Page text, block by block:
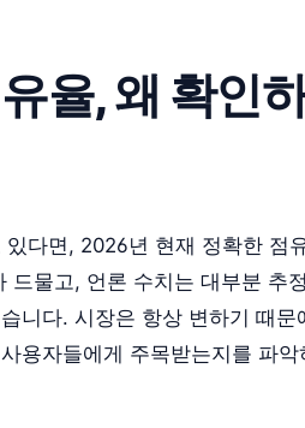
율, 왜 확인
다면, 2026년 현재 정확한 점
물고, 언론 수치는 대부분 추
니다. 시장은 항상 변하기 때문
용자들에게 주목받는지를 파악